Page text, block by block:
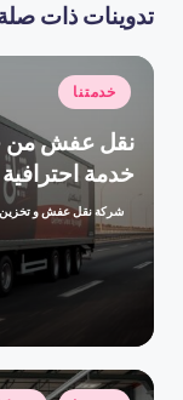
تدوينات ذات
نُشر
في
خدمتنا
نقل عفش من
خدمة
تمّ
النشر
بواسطة
شركة نقل عفش و تخزين